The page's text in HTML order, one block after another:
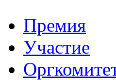
Премия
Участие